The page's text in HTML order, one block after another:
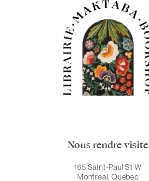
Nous rendre visite
165 Saint-Paul St W
Montreal, Quebec